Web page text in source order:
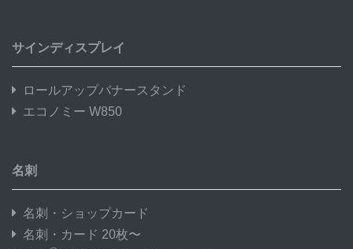
サインディスプレイ
ロールアップバナースタンド
エコノミー W850
名刺
名刺・ショップカード
名刺・カード 20枚〜